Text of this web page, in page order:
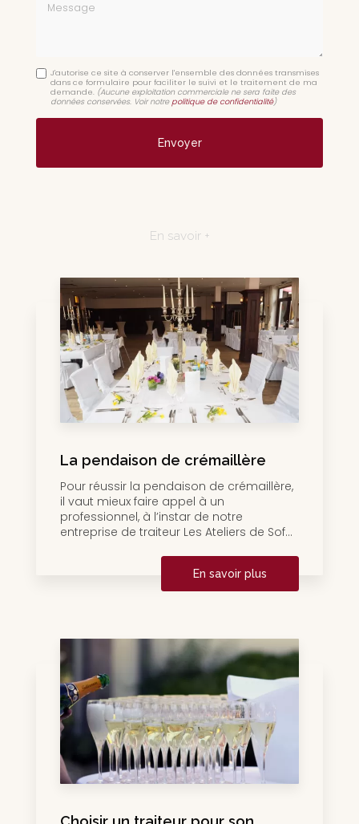
Message
J'autorise ce site à conserver l'ensemble des données transmises
dans ce formulaire pour faciliter le suivi et le traitement de ma
demande. (Aucune exploitation commerciale ne sera faite des
données conservées. Voir notre politique de confidentialité)
En savoir +
La pendaison de crémaillère
Pour réussir la pendaison de crémaillère,
il vaut mieux faire appel à un
professionnel, à l’instar de notre
entreprise de traiteur Les Ateliers de Sof...
En savoir plus